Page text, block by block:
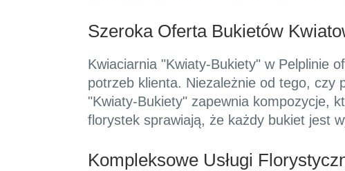
Szeroka Oferta Bukietów
Kwiaciarnia "Kwiaty-Bukiety" w Pelplinie
potrzeb klienta. Niezależnie od tego, czy
"Kwiaty-Bukiety" zapewnia kompozycje,
florystek sprawiają, że każdy bukiet jest
Kompleksowe Usługi